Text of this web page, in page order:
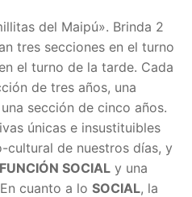
del Maipú». Brinda 2
tres secciones en el turno
el turno de la tarde. Cada
de tres años, una
sección de cinco años.
únicas e insustituibles
de nuestros días, y
FUNCIÓN SOCIAL y una
cuanto a lo SOCIAL, la